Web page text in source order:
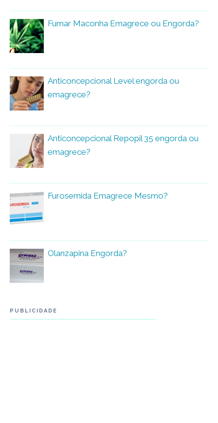
Fumar Maconha Emagrece ou Engorda?
Anticoncepcional Level engorda ou
emagrece?
Anticoncepcional Repopil 35 engorda ou
emagrece?
Furosemida Emagrece Mesmo?
Olanzapina Engorda?
PUBLICIDADE